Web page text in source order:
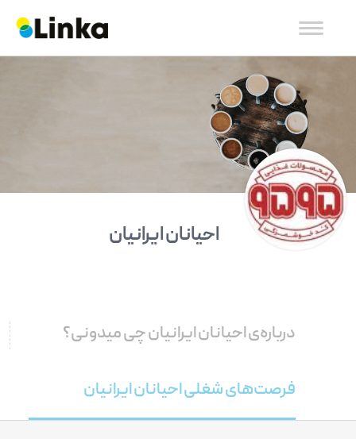
احیانان ایرانیان
درباره‌ی احیانان ایرانیان چی میدونی؟
فرصت‌های شغلی احیانان ایرانیان